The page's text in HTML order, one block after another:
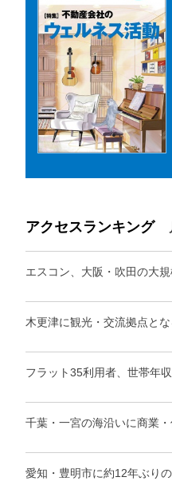
アクセスランキング
エスコン、大阪・吹田の大
木更津に観光・交流拠点と
フラット35利用者、世帯年
千葉・一宮の海沿いに商業
愛知・豊明市に約12年ぶり